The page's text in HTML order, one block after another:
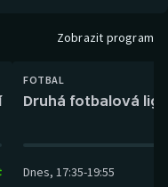
Zobrazit program
FOTBAL
Druhá fotbalová
Dnes, 17:35-19:55